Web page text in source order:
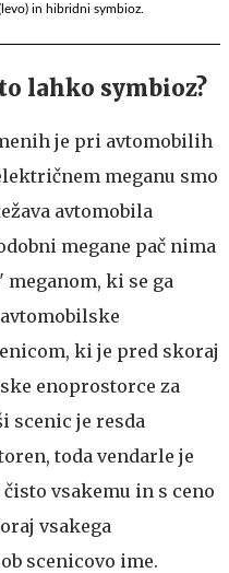
in hibridni symbioz.
lahko symbioz?
je pri avtomobilih
meganu smo
avtomobila
megane pač nima
ki se ga
ki je pred skoraj
enoprostorce za
scenic je resda
toda vendarle je
vsakemu in s ceno
vsakega
scenicovo ime.